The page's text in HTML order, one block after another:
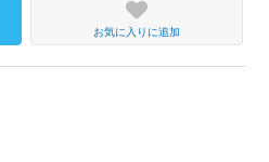
お気に入りに追加